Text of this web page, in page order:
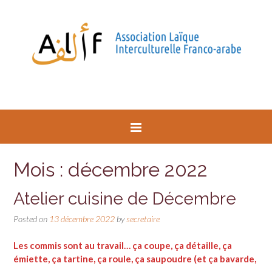
Mois : décembre 2022
Atelier cuisine de Décembre
Posted on 13 décembre 2022 bysecretaire
Les commis sont au travail… ça coupe, ça détaille, ça
émiette, ça tartine, ça roule, ça saupoudre (et ça bavarde,